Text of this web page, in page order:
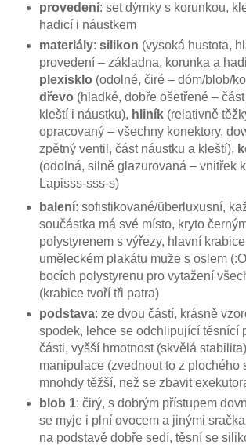
provedení: set dýmky s korunkou,
hadicí i náustkem
materiály: silikon (vysoká hustota,
provedení – základna, korunka a
plexisklo (odolné, čiré – dóm/blob/
dřevo (hladké, dobře ošetřené –
kleští i náustku), hliník(relativně
opracovaný – všechny konektory,
zpětný ventil, část náustku a kleští),
(odolná, silně glazurovaná – vnitřek
Lapisss-sss-s)
balení: sofistikované/überluxusní,
součástka má své místo, kryto
polystyrenem s výřezy, hlavní
uměleckém plakátu muže s oslem
bocích polystyrenu pro vytažení
(krabice tvoří tři patra)
podstava: ze dvou částí, krásně
spodek, lehce se odchlipující těsnící
části, vyšší hmotnost (skvělá
manipulace (zvednout to z plochého
mnohdy těžší, než se zbavit
blob 1: čirý, s dobrým přístupem
se myje i plní ovocem a jinými
na podstavě dobře sedí, těsní se